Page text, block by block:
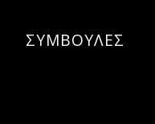
ΣΥΜΒΟΥΛΕΣ